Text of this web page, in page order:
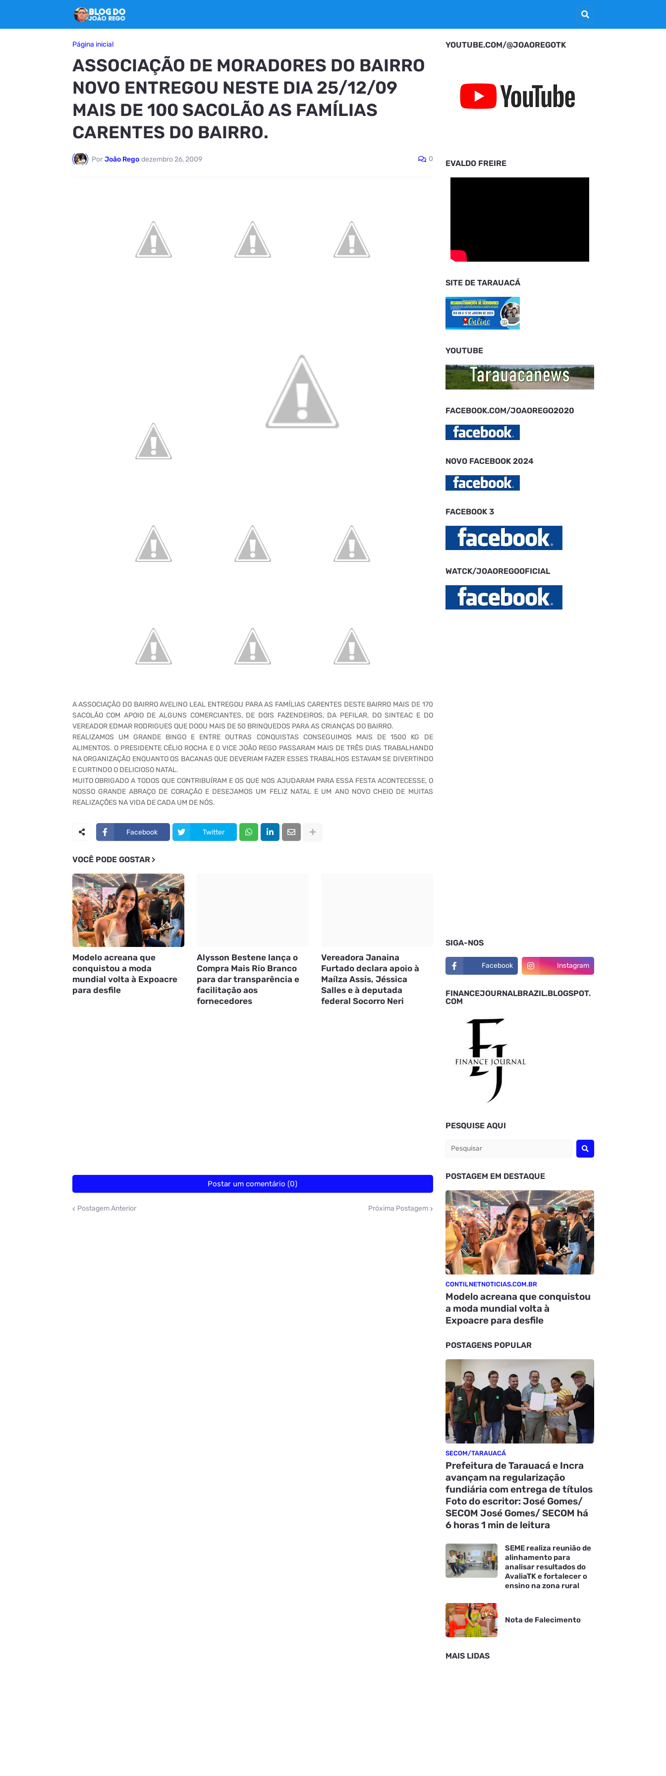
Página inicial
ASSOCIAÇÃO DE MORADORES DO BAIRRO
NOVO ENTREGOU NESTE DIA 25/12/09
MAIS DE 100 SACOLÃO AS FAMÍLIAS
CARENTES DO BAIRRO.
Por João Rego dezembro 26, 2009 0
A ASSOCIAÇÃO DO BAIRRO AVELINO LEAL ENTREGOU PARA AS FAMÍLIAS CARENTES DESTE BAIRRO MAIS DE 170
SACOLÃO COM APOIO DE ALGUNS COMERCIANTES, DE DOIS FAZENDEIROS, DA PEFILAR, DO SINTEAC E DO
VEREADOR EDMAR RODRIGUES QUE DOOU MAIS DE 50 BRINQUEDOS PARA AS CRIANÇAS DO BAIRRO.
REALIZAMOS UM GRANDE BINGO E ENTRE OUTRAS CONQUISTAS CONSEGUIMOS MAIS DE 1500 KG DE
ALIMENTOS. O PRESIDENTE CÉLIO ROCHA E O VICE JOÃO REGO PASSARAM MAIS DE TRÊS DIAS TRABALHANDO
NA ORGANIZAÇÃO ENQUANTO OS BACANAS QUE DEVERIAM FAZER ESSES TRABALHOS ESTAVAM SE DIVERTINDO
E CURTINDO O DELICIOSO NATAL.
MUITO OBRIGADO A TODOS QUE CONTRIBUÍRAM E OS QUE NOS AJUDARAM PARA ESSA FESTA ACONTECESSE, O
NOSSO GRANDE ABRAÇO DE CORAÇÃO E DESEJAMOS UM FELIZ NATAL E UM ANO NOVO CHEIO DE MUITAS
REALIZAÇÕES NA VIDA DE CADA UM DE NÓS.
Facebook Twitter
VOCÊ PODE GOSTAR
Modelo acreana que
conquistou a moda
mundial volta à Expoacre
para desfile
Alysson Bestene lança o
Compra Mais Rio Branco
para dar transparência e
facilitação aos
fornecedores
Vereadora Janaina
Furtado declara apoio à
Maílza Assis, Jéssica
Salles e à deputada
federal Socorro Neri
Postar um comentário (0)
Postagem Anterior Próxima Postagem
YOUTUBE.COM/@JOAOREGOTK
EVALDO FREIRE
SITE DE TARAUACÁ
YOUTUBE
FACEBOOK.COM/JOAOREGO2020
NOVO FACEBOOK 2024
FACEBOOK 3
WATCK/JOAOREGOOFICIAL
SIGA-NOS
Facebook Instagram
FINANCEJOURNALBRAZIL.BLOGSPOT.
COM
PESQUISE AQUI
POSTAGEM EM DESTAQUE
CONTILNETNOTICIAS.COM.BR
Modelo acreana que conquistou
a moda mundial volta à
Expoacre para desfile
POSTAGENS POPULAR
SECOM/TARAUACÁ
Prefeitura de Tarauacá e Incra
avançam na regularização
fundiária com entrega de títulos
Foto do escritor: José Gomes/
SECOM José Gomes/ SECOM há
6 horas 1 min de leitura
SEME realiza reunião de
alinhamento para
analisar resultados do
AvaliaTK e fortalecer o
ensino na zona rural
Nota de Falecimento
MAIS LIDAS